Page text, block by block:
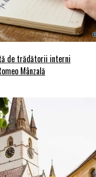
de trădătorii interni
Mânzală